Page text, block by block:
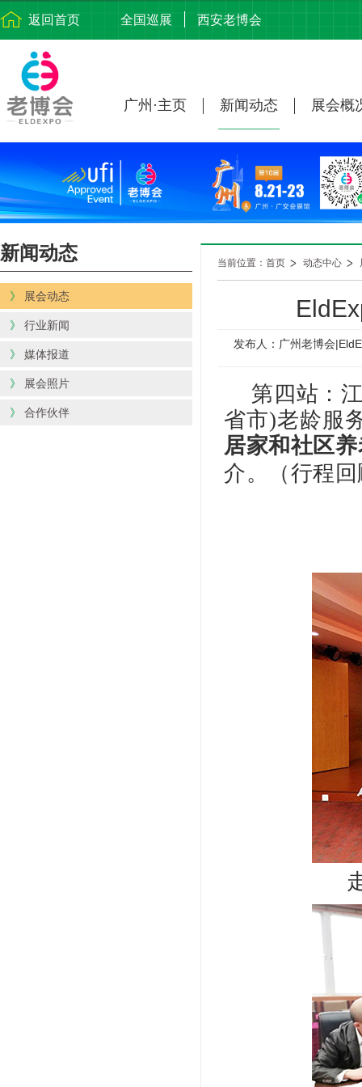
返回首页 全国巡展 西安老博会
广州·主页 新闻动态 展会概
新闻动态
》 展会动态
》 行业新闻
》 媒体报道
》 展会照片
》 合作伙伴
当前位置：首页 动态中心
发布人：广州老博会
第四站：
省市)老龄服
居家和社区
介。（行程